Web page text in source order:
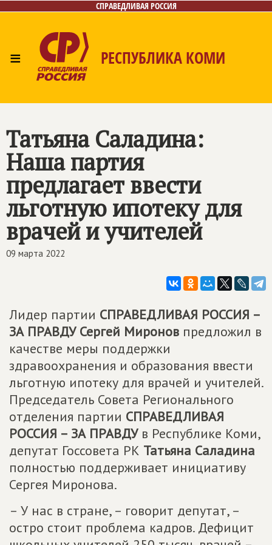
СПРАВЕДЛИВАЯ РОССИЯ
≡ РЕСПУБЛИКА КОМИ
Контакты
Татьяна Саладина:
Наша партия
предлагает ввести
льготную ипотеку для
врачей и учителей
09 марта 2022
Лидер партии СПРАВЕДЛИВАЯ РОССИЯ –
ЗА ПРАВДУ Сергей Миронов предложил в
качестве меры поддержки
здравоохранения и образования ввести
льготную ипотеку для врачей и учителей.
Председатель Совета Регионального
отделения партии СПРАВЕДЛИВАЯ
РОССИЯ – ЗА ПРАВДУв Республике Коми,
депутат Госсовета РК Татьяна Саладина
полностью поддерживает инициативу
Сергея Миронова.
– У нас в стране, – говорит депутат, –
остро стоит проблема кадров. Дефицит